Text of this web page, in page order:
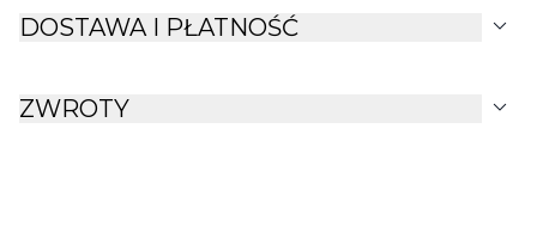
DOSTAWA I PŁATNOŚĆ expand_more
ZWROTY expand_more